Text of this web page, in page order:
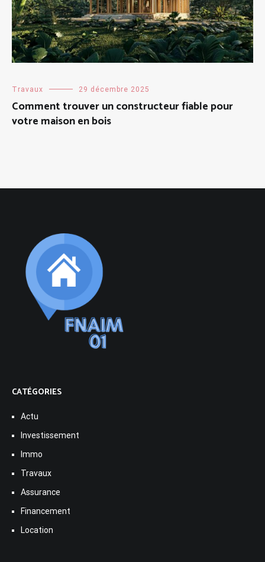
Travaux 29 décembre 2025
Comment trouver un constructeur fiable pour
votre maison en bois
CATÉGORIES
Actu
Investissement
Immo
Travaux
Assurance
Financement
Location